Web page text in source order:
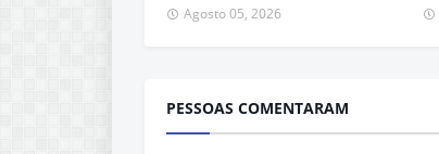
Agosto 05, 2026
PESSOAS COMENTARAM